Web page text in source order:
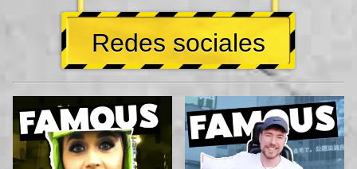
Redes sociales